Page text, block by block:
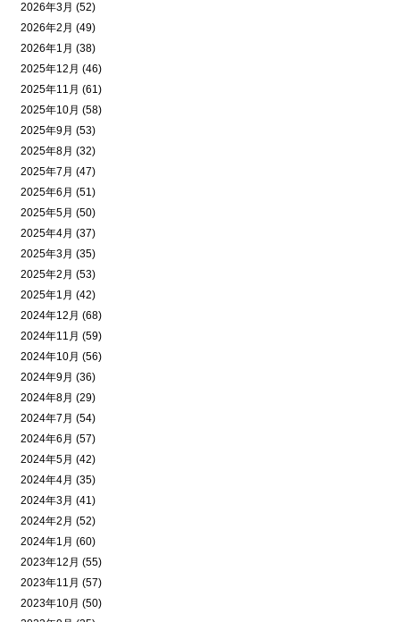
2026年3月 (52)
2026年2月 (49)
2026年1月 (38)
2025年12月 (46)
2025年11月 (61)
2025年10月 (58)
2025年9月 (53)
2025年8月 (32)
2025年7月 (47)
2025年6月 (51)
2025年5月 (50)
2025年4月 (37)
2025年3月 (35)
2025年2月 (53)
2025年1月 (42)
2024年12月 (68)
2024年11月 (59)
2024年10月 (56)
2024年9月 (36)
2024年8月 (29)
2024年7月 (54)
2024年6月 (57)
2024年5月 (42)
2024年4月 (35)
2024年3月 (41)
2024年2月 (52)
2024年1月 (60)
2023年12月 (55)
2023年11月 (57)
2023年10月 (50)